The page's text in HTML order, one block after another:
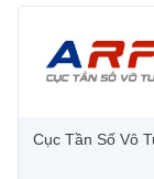
Chức năng
Tin tức sự kiện
Hệ thống văn
Cục Tần Số Vô